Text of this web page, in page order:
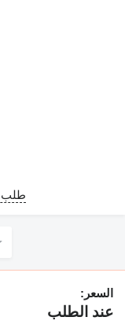
طلب
السعر:
عند الطلب